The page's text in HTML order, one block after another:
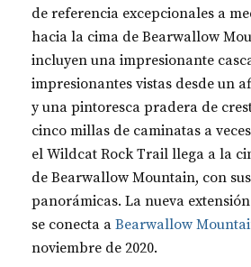
de referencia excepcionales a
hacia la cima de Bearwallow
incluyen una impresionante
impresionantes vistas desde un
y una pintoresca pradera de
cinco millas de caminatas a
el Wildcat Rock Trail llega a la
de Bearwallow Mountain, con
panorámicas. La nueva
se conecta a Bearwallow
noviembre de 2020.